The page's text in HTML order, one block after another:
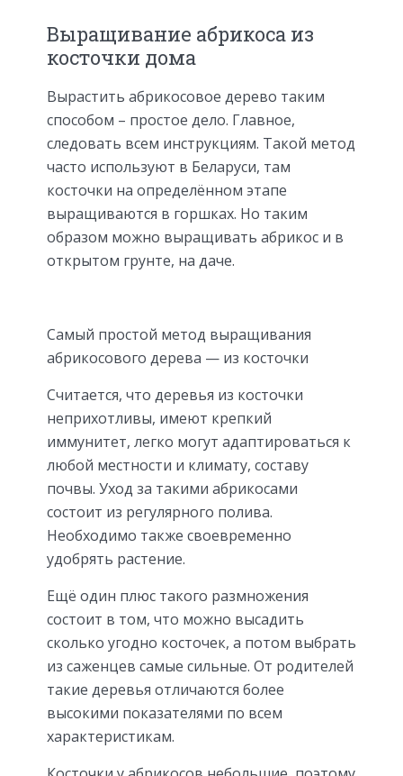
Выращивание абрикоса из
косточки дома
Вырастить абрикосовое дерево таким
способом – простое дело. Главное,
следовать всем инструкциям. Такой метод
часто используют в Беларуси, там
косточки на определённом этапе
выращиваются в горшках. Но таким
образом можно выращивать абрикос и в
открытом грунте, на даче.
Самый простой метод выращивания
абрикосового дерева — из косточки
Считается, что деревья из косточки
неприхотливы, имеют крепкий
иммунитет, легко могут адаптироваться к
любой местности и климату, составу
почвы. Уход за такими абрикосами
состоит из регулярного полива.
Необходимо также своевременно
удобрять растение.
Ещё один плюс такого размножения
состоит в том, что можно высадить
сколько угодно косточек, а потом выбрать
из саженцев самые сильные. От родителей
такие деревья отличаются более
высокими показателями по всем
характеристикам.